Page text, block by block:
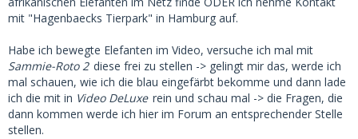
mit "Hagenbaecks Tierpark" in Hamburg auf.
Habe ich bewegte Elefanten im Video, versuche ich mal mit
Sammie-Roto 2 diese frei zu stellen -> gelingt mir das, werde ich
mal schauen, wie ich die blau eingefärbt bekomme und dann lade
ich die mit in Video DeLuxe rein und schau mal -> die Fragen, die
dann kommen werde ich hier im Forum an entsprechender Stelle
stellen.